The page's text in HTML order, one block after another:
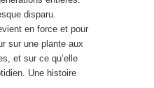
disparu.
en force et pour
sur une plante aux
et sur ce qu’elle
Une histoire